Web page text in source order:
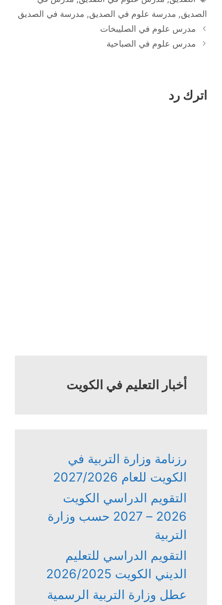
الصديق, مدرسة علوم في الصديق, مدرسة في الصديق
مدرس علوم في الصليبخات
مدرس علوم في الصباحية
اترك رد
أخبار التعليم في الكويت
رزنامة وزارة التربية في
الكويت للعام 2027/2026
التقويم الدراسي الكويت
2026 – 2027 حسب وزارة
التربية
التقويم الدراسي للتعليم
الديني الكويت 2026/2025
عطل وزارة التربية الرسمية